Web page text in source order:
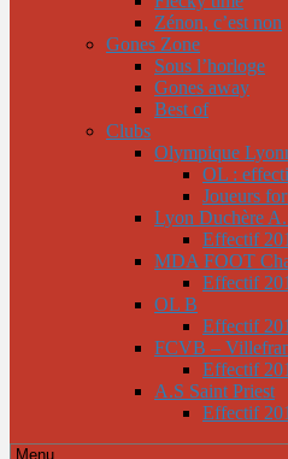
Zénon, c’est non
Gones Zone
Sous l’horloge
Gones away
Best of
Clubs
Olympique
OL :
Joueurs
Lyon Duchère
Effectif
MDA FOOT
Effectif
OL B
Effectif
FCVB –
Effectif
A.S Saint Priest
Effectif